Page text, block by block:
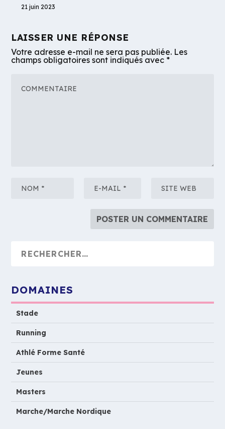
21 juin 2023
LAISSER UNE RÉPONSE
Votre adresse e-mail ne sera pas publiée. Les
champs obligatoires sont indiqués avec *
DOMAINES
Stade
Running
Athlé Forme Santé
Jeunes
Masters
Marche/Marche Nordique